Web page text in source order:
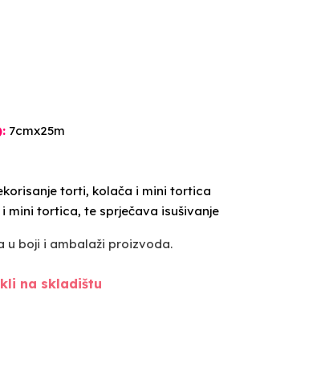
7cmx25m
torti, kolača i mini tortica
mini tortica, te sprječava isušivanje
u boji i ambalaži proizvoda.
na skladištu